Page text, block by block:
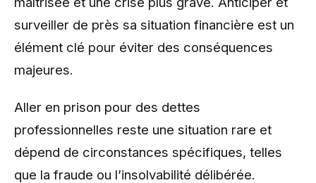
surveiller de près sa situation financière est un
élément clé pour éviter des conséquences
majeures.
Aller en prison pour des dettes
professionnelles reste une situation rare et
dépend de circonstances spécifiques, telles
que la fraude ou l’insolvabilité délibérée.